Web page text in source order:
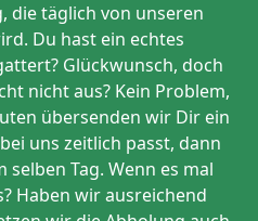
die täglich von unseren
Du hast ein echtes
Glückwunsch, doch
nicht aus? Kein Problem,
übersenden wir Dir ein
uns zeitlich passt, dann
Tag. Wenn es mal
Haben wir ausreichend